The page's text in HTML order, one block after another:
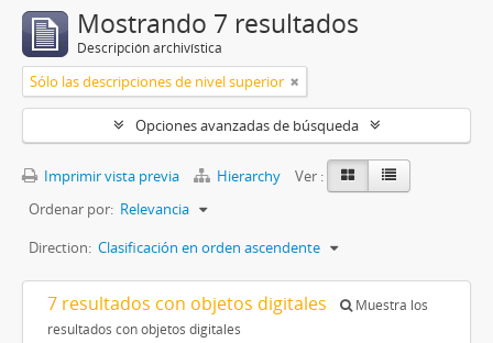
Mostrando 7 resultados
Descripción archivística
Sólo las descripciones de nivel superior
Opciones avanzadas de búsqueda
Imprimir vista previa Hierarchy
Ver :
Ordenar por: Relevancia
Direction: Clasificación en orden ascendente
7 resultados con objetos digitales
Muestra los
resultados con objetos digitales